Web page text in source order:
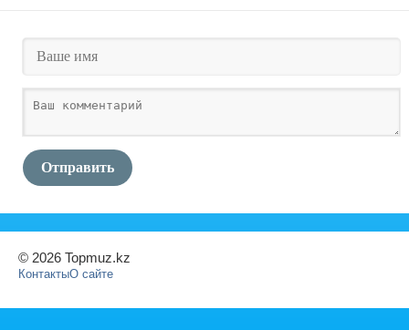
Отправить
© 2026 Topmuz.kz
КонтактыО сайте